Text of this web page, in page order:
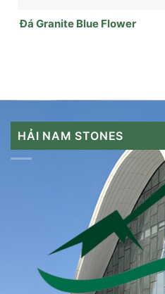
Đá Granite Blue Flower
HẢI NAM STONES